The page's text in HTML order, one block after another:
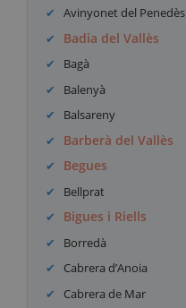
Avinyonet del Penedès
Badia del Vallès
Bagà
Balenyà
Balsareny
Barberà del Vallès
Begues
Bellprat
Bigues i Riells
Borredà
Cabrera d’Anoia
Cabrera de Mar